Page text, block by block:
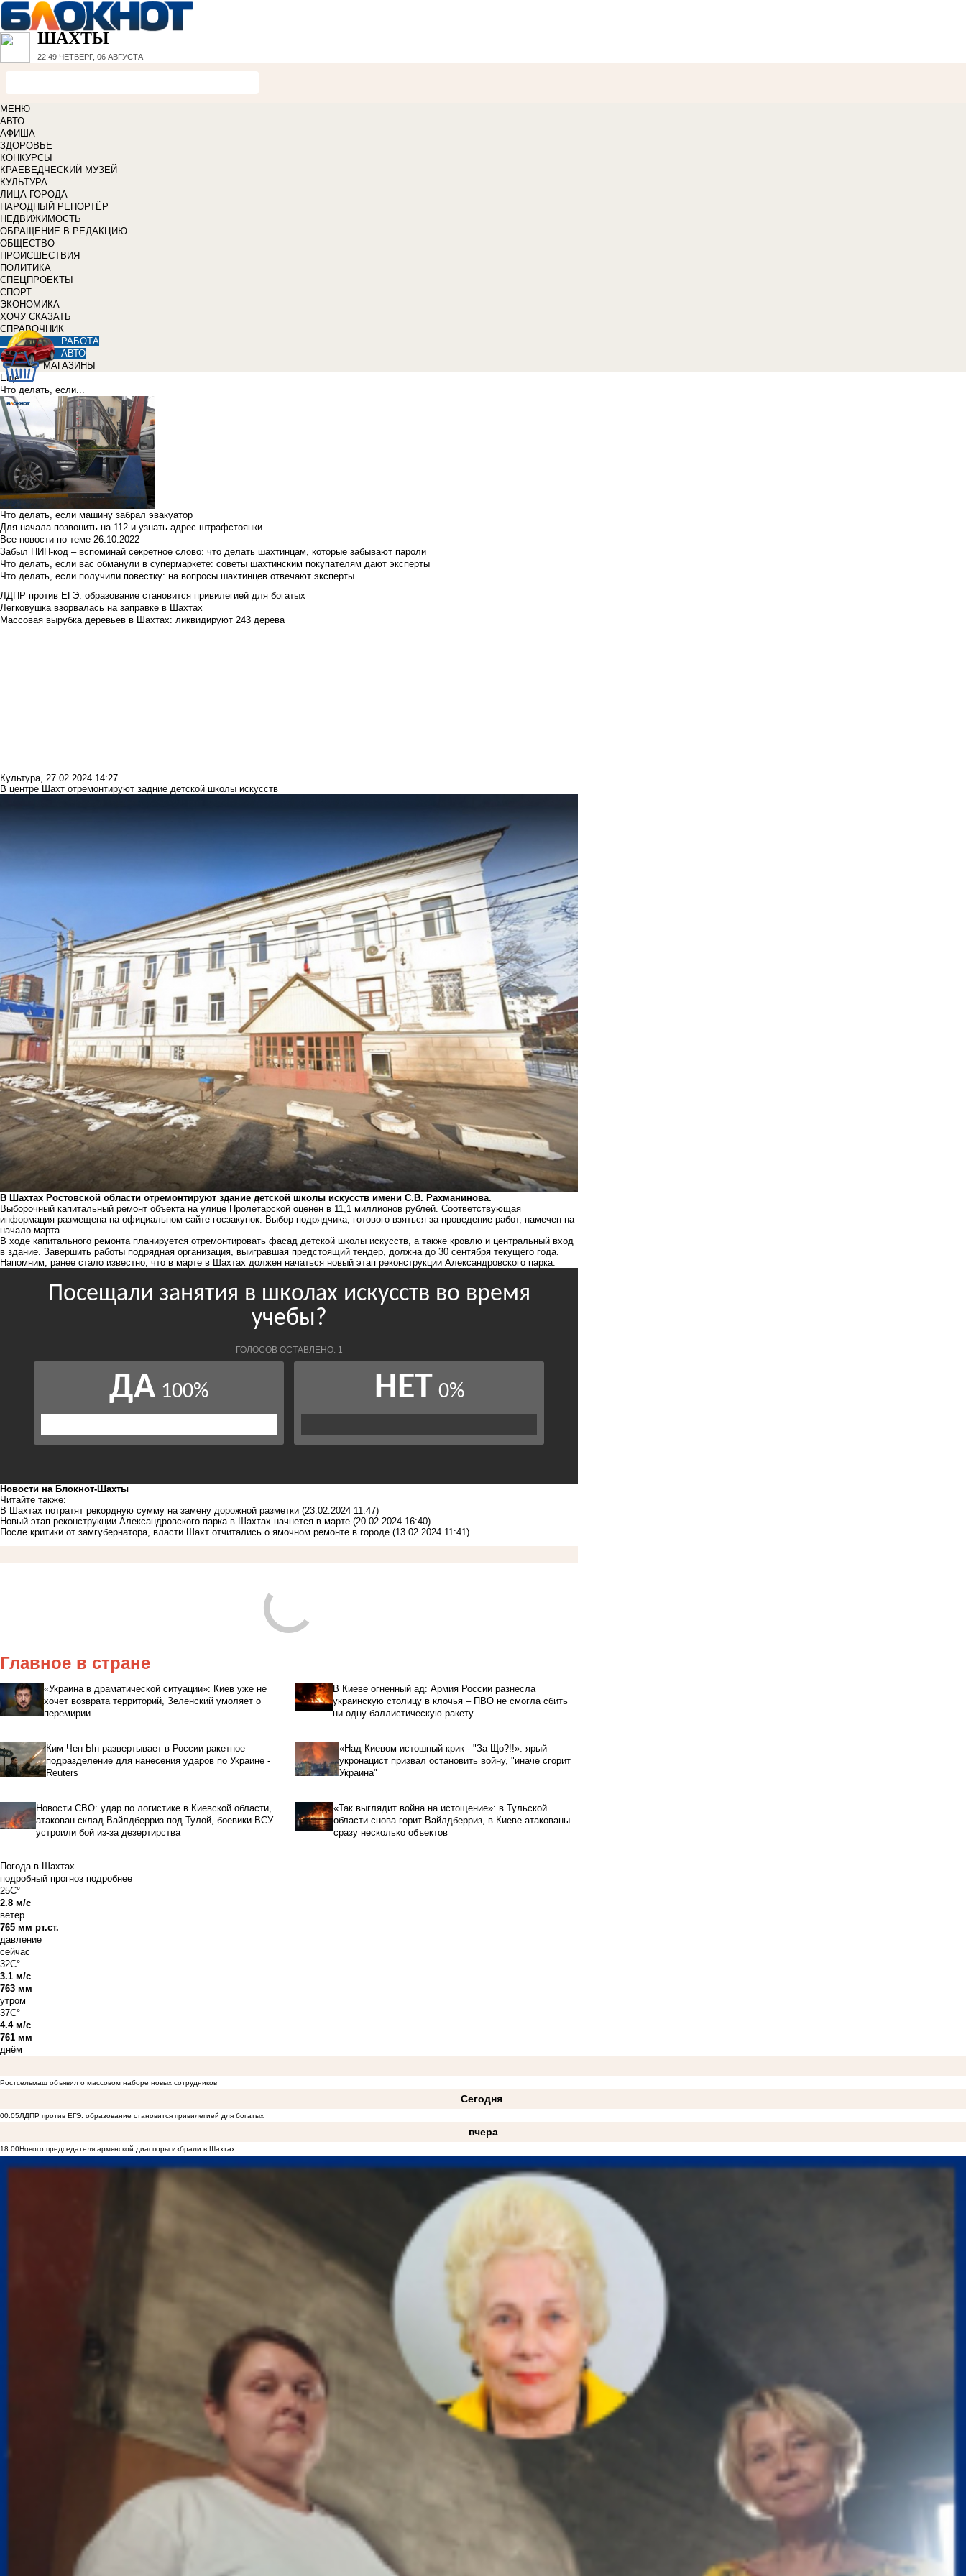
ШАХТЫ
22:49 ЧЕТВЕРГ, 06 АВГУСТА
МЕНЮ
АВТО
АФИША
ЗДОРОВЬЕ
КОНКУРСЫ
КРАЕВЕДЧЕСКИЙ МУЗЕЙ
КУЛЬТУРА
ЛИЦА ГОРОДА
НАРОДНЫЙ РЕПОРТЁР
НЕДВИЖИМОСТЬ
ОБРАЩЕНИЕ В РЕДАКЦИЮ
ОБЩЕСТВО
ПРОИСШЕСТВИЯ
ПОЛИТИКА
СПЕЦПРОЕКТЫ
СПОРТ
ЭКОНОМИКА
ХОЧУ СКАЗАТЬ
СПРАВОЧНИК
РАБОТА
АВТО
МАГАЗИНЫ
Еще
Что делать, если...
Что делать, если машину забрал эвакуатор
Для начала позвонить на 112 и узнать адрес штрафстоянки
Все новости по теме 26.10.2022
Забыл ПИН-код – вспоминай секретное слово: что делать шахтинцам, которые забывают пароли
Что делать, если вас обманули в супермаркете: советы шахтинским покупателям дают эксперты
Что делать, если получили повестку: на вопросы шахтинцев отвечают эксперты
ЛДПР против ЕГЭ: образование становится привилегией для богатых
Легковушка взорвалась на заправке в Шахтах
Массовая вырубка деревьев в Шахтах: ликвидируют 243 дерева
Культура, 27.02.2024 14:27
В центре Шахт отремонтируют задние детской школы искусств
В Шахтах Ростовской области отремонтируют здание детской школы искусств имени С.В. Рахманинова.
Выборочный капитальный ремонт объекта на улице Пролетарской оценен в 11,1 миллионов рублей. Соответствующая
информация размещена на официальном сайте госзакупок. Выбор подрядчика, готового взяться за проведение работ, намечен на
начало марта.
В ходе капитального ремонта планируется отремонтировать фасад детской школы искусств, а также кровлю и центральный вход
в здание. Завершить работы подрядная организация, выигравшая предстоящий тендер, должна до 30 сентября текущего года.
Напомним, ранее стало известно, что в марте в Шахтах должен начаться новый этап реконструкции Александровского парка
Новости на Блoкнoт-Шахты
Читайте также:
В Шахтах потратят рекордную сумму на замену дорожной разметки (23.02.2024 11:47)
Новый этап реконструкции Александровского парка в Шахтах начнется в марте (20.02.2024 16:40)
После критики от замгубернатора, власти Шахт отчитались о ямочном ремонте в городе (13.02.2024 11:41)
Главное в стране
«Украина в драматической ситуации»: Киев уже не
хочет возврата территорий, Зеленский умоляет о
перемирии
В Киеве огненный ад: Армия России разнесла
украинскую столицу в клочья – ПВО не смогла сбить
ни одну баллистическую ракету
Ким Чен Ын развертывает в России ракетное
подразделение для нанесения ударов по Украине -
Reuters
«Над Киевом истошный крик - "За Що?!!»: ярый
укронацист призвал остановить войну, "иначе сгорит
Украина"
Новости СВО: удар по логистике в Киевской области,
атакован склад Вайлдберриз под Тулой, боевики ВСУ
устроили бой из-за дезертирства
«Так выглядит война на истощение»: в Тульской
области снова горит Вайлдберриз, в Киеве атакованы
сразу несколько объектов
Погода в Шахтах
подробный прогноз подробнее
25C°
2.8 м/с
ветер
765 мм рт.ст.
давление
сейчас
32C°
3.1 м/с
763 мм
утром
37C°
4.4 м/с
761 мм
днём
Ростсельмаш объявил о массовом наборе новых сотрудников
Сегодня
00:05ЛДПР против ЕГЭ: образование становится привилегией для богатых
вчера
18:00Нового председателя армянской диаспоры избрали в Шахтах